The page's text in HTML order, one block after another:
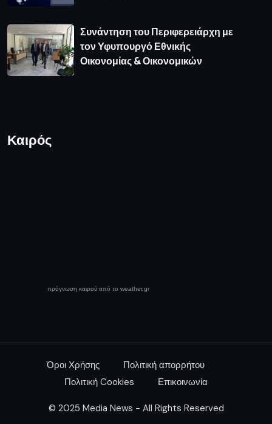
Συνάντηση του Περιφερειάρχη με
τον Υφυπουργό Εθνικής
Οικονομίας & Οικονομικών
Καιρός
πρόγνωση καιρού από το weather.gr
Όροι Χρήσης
Πολιτική απορρήτου
Πολιτική Cookies
Επικοινωνία
© 2025 Media News - All Rights Reserved